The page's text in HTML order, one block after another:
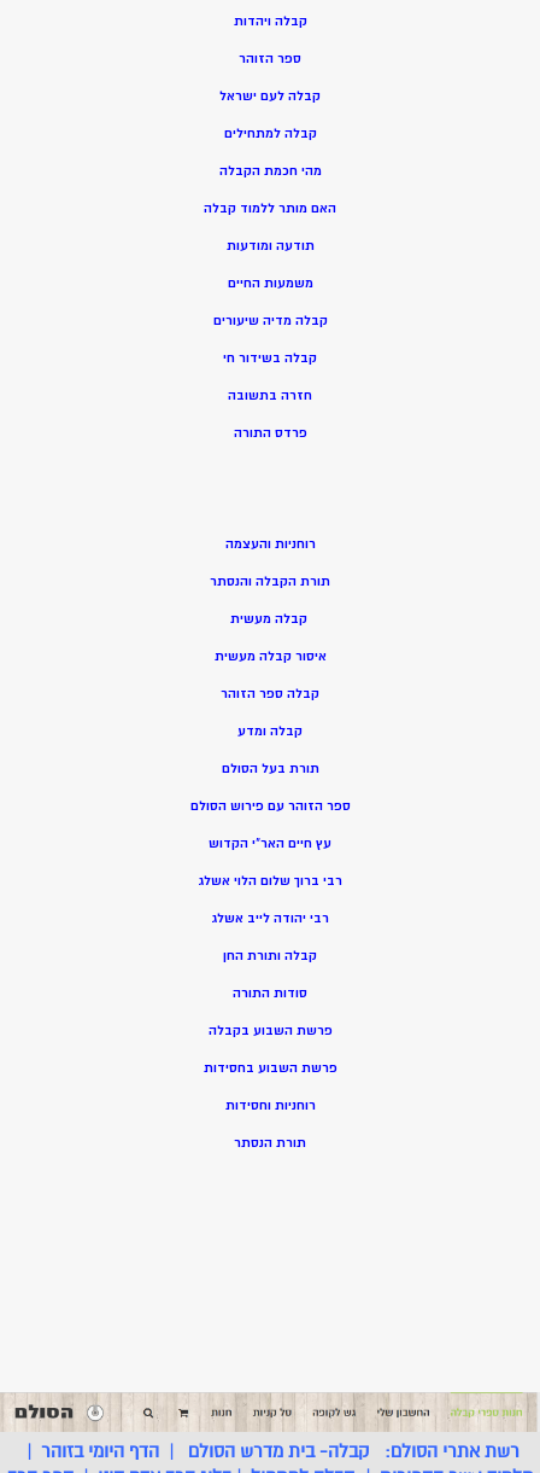
קבלה ויהדות
ספר הזוהר
קבלה לעם ישראל
קבלה למתחילים
מהי חכמת הקבלה
האם מותר ללמוד קבלה
תודעה ומודעות
משמעות החיים
קבלה מדיה שיעורים
קבלה בשידור חי
חזרה בתשובה
פרדס התורה
רוחניות והעצמה
תורת הקבלה והנסתר
קבלה מעשית
איסור קבלה מעשית
קבלה ספר הזוהר
קבלה ומדע
תורת בעל הסולם
ספר הזוהר עם פירוש הסולם
עץ חיים האר”י הקדוש
רבי ברוך שלום הלוי אשלג
רבי יהודה לייב אשלג
קבלה ותורת החן
סודות התורה
פרשת השבוע בקבלה
פרשת השבוע בחסידות
רוחניות וחסידות
תורת הנסתר
רשת אתרי הסולם: קבלה- בית מדרש הסולם |הדף היומי בזוהר |